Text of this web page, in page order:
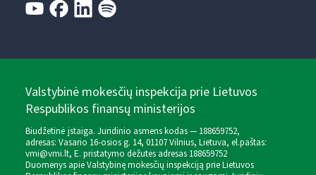
Valstybinė mokesčių inspekcija prie Lietuvos
Respublikos finansų ministerijos
Biudžetinė įstaiga. Juridinio asmens kodas — 188659752,
adresas: Vasario 16-osios g. 14, 01107 Vilnius, Lietuva, el.paštas:
vmi@vmi.lt, E. pristatymo dėžutės adresas 188659752
Duomenys apie Valstybinę mokesčių inspekciją prie Lietuvos